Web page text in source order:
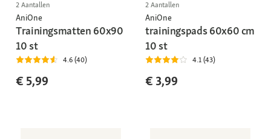
2 Aantallen
AniOne
Trainingsmatten 60x90
10 st
4.6 (40)
€ 5,99
2 Aantallen
AniOne
trainingspads 60x60 cm
10 st
4.1 (43)
€ 3,99